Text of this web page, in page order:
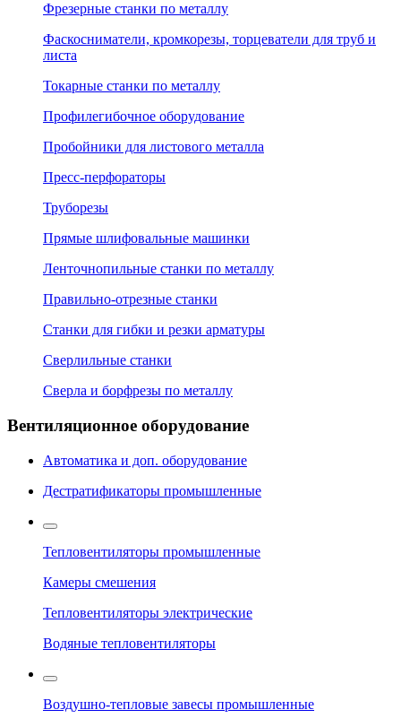
Фрезерные станки по металлу
Фаскосниматели, кромкорезы, торцеватели для труб и
листа
Токарные станки по металлу
Профилегибочное оборудование
Пробойники для листового металла
Пресс-перфораторы
Труборезы
Прямые шлифовальные машинки
Ленточнопильные станки по металлу
Правильно-отрезные станки
Станки для гибки и резки арматуры
Сверлильные станки
Сверла и борфрезы по металлу
Вентиляционное оборудование
Автоматика и доп. оборудование
Дестратификаторы промышленные
Тепловентиляторы промышленные
Камеры смешения
Тепловентиляторы электрические
Водяные тепловентиляторы
Воздушно-тепловые завесы промышленные